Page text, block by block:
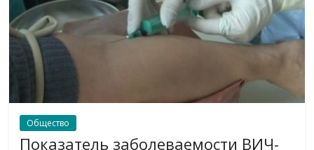
Общество
Показатель заболеваемости ВИЧ-